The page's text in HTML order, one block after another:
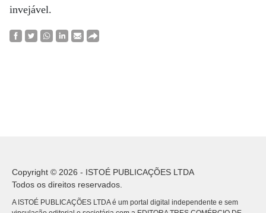
invejável.
Copyright © 2026 - ISTOÉ PUBLICAÇÕES LTDA
Todos os direitos reservados.
A ISTOÉ PUBLICAÇÕES LTDA é um portal digital independente e sem